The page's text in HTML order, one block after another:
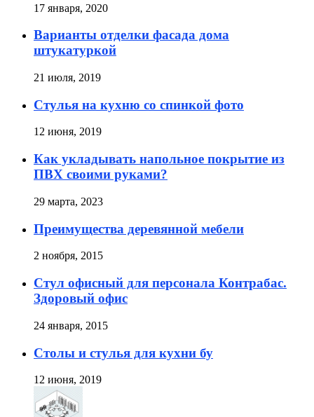
17 января, 2020
Варианты отделки фасада дома
штукатуркой
21 июля, 2019
Стулья на кухню со спинкой фото
12 июня, 2019
Как укладывать напольное покрытие из
ПВХ своими руками?
29 марта, 2023
Преимущества деревянной мебели
2 ноября, 2015
Стул офисный для персонала Контрабас.
Здоровый офис
24 января, 2015
Столы и стулья для кухни бу
12 июня, 2019